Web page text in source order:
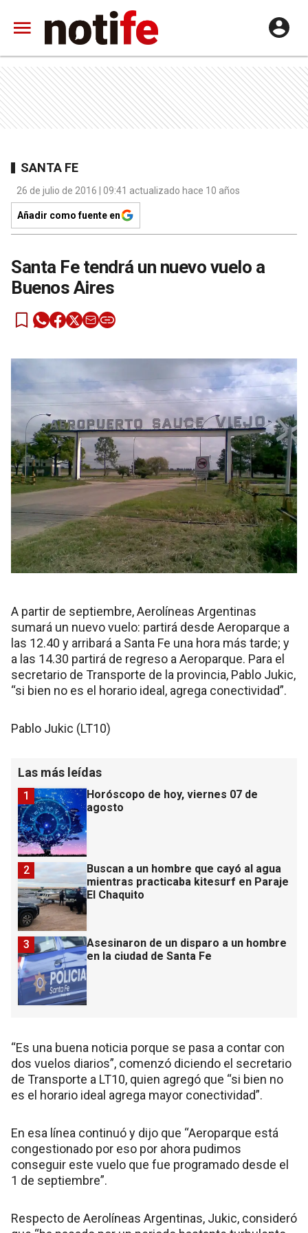
SANTA FE
26 de julio de 2016 | 09:41 actualizado hace 10 años
Añadir como fuente en
Santa Fe tendrá un nuevo vuelo a
Buenos Aires
A partir de septiembre, Aerolíneas Argentinas
sumará un nuevo vuelo: partirá desde Aeroparque a
las 12.40 y arribará a Santa Fe una hora más tarde; y
a las 14.30 partirá de regreso a Aeroparque. Para el
secretario de Transporte de la provincia, Pablo Jukic,
“si bien no es el horario ideal, agrega conectividad”.
Pablo Jukic (LT10)
Las más leídas
Horóscopo de hoy, viernes 07 de
agosto
1
Buscan a un hombre que cayó al agua
mientras practicaba kitesurf en Paraje
El Chaquito
2
Asesinaron de un disparo a un hombre
en la ciudad de Santa Fe
3
“Es una buena noticia porque se pasa a contar con
dos vuelos diarios”, comenzó diciendo el secretario
de Transporte a LT10, quien agregó que “si bien no
es el horario ideal agrega mayor conectividad”.
En esa línea continuó y dijo que “Aeroparque está
congestionado por eso por ahora pudimos
conseguir este vuelo que fue programado desde el
1 de septiembre”.
Respecto de Aerolíneas Argentinas, Jukic, consideró